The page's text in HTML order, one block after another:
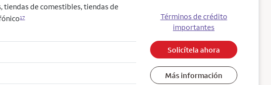
tiendas de comestibles, tiendas de
17
Términos de crédito
importantes
Solicítela ahora
Más información